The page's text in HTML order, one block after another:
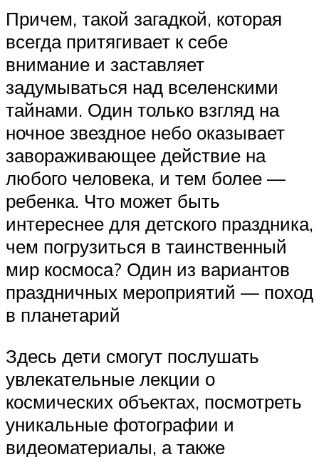
Причем, такой загадкой, которая
всегда притягивает к себе
внимание и заставляет
задумываться над вселенскими
тайнами. Один только взгляд на
ночное звездное небо оказывает
завораживающее действие на
любого человека, и тем более —
ребенка. Что может быть
интереснее для детского праздника,
чем погрузиться в таинственный
мир космоса? Один из вариантов
праздничных мероприятий — поход
в планетарий
Здесь дети смогут послушать
увлекательные лекции о
космических объектах, посмотреть
уникальные фотографии и
видеоматериалы, а также